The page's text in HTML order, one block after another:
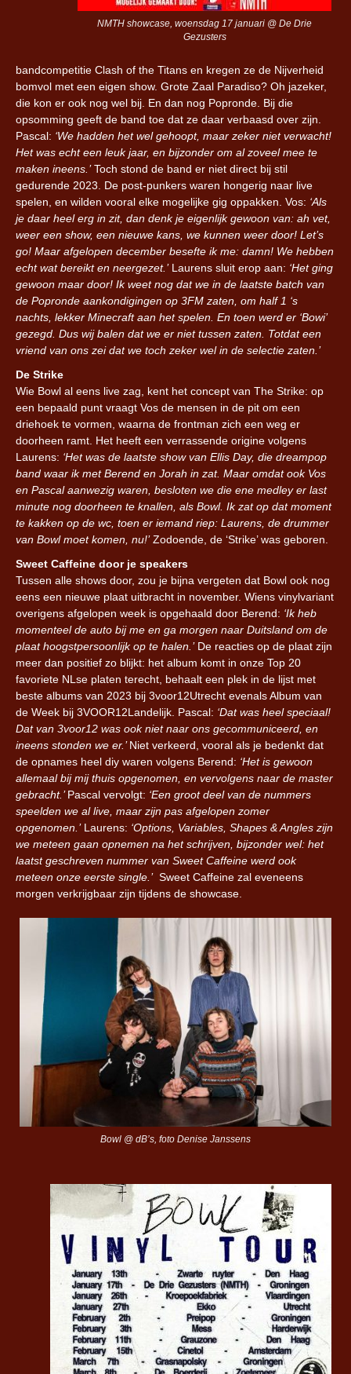
NMTH showcase, woensdag 17 januari @ De Drie
Gezusters
bandcompetitie Clash of the Titans en kregen ze de Nijverheid
bomvol met een eigen show. Grote Zaal Paradiso? Oh jazeker,
die kon er ook nog wel bij. En dan nog Popronde. Bij die
opsomming geeft de band toe dat ze daar verbaasd over zijn.
Pascal: ‘We hadden het wel gehoopt, maar zeker niet verwacht!
Het was echt een leuk jaar, en bijzonder om al zoveel mee te
maken ineens.’Toch stond de band er niet direct bij stil
gedurende 2023. De post-punkers waren hongerig naar live
spelen, en wilden vooral elke mogelijke gig oppakken. Vos: ‘Als
je daar heel erg in zit, dan denk je eigenlijk gewoon van: ah vet,
weer een show, een nieuwe kans, we kunnen weer door! Let’s
go! Maar afgelopen december besefte ik me: damn! We hebben
echt wat bereikt en neergezet.’Laurens sluit erop aan: ‘Het ging
gewoon maar door! Ik weet nog dat we in de laatste batch van
de Popronde aankondigingen op 3FM zaten, om half 1 ‘s
nachts, lekker Minecraft aan het spelen. En toen werd er ‘Bowi’
gezegd. Dus wij balen dat we er niet tussen zaten. Totdat een
vriend van ons zei dat we toch zeker wel in de selectie zaten.’
De Strike
Wie Bowl al eens live zag, kent het concept van The Strike: op
een bepaald punt vraagt Vos de mensen in de pit om een
driehoek te vormen, waarna de frontman zich een weg er
doorheen ramt. Het heeft een verrassende origine volgens
Laurens: ‘Het was de laatste show van Ellis Day, die dreampop
band waar ik met Berend en Jorah in zat. Maar omdat ook Vos
en Pascal aanwezig waren, besloten we die ene medley er last
minute nog doorheen te knallen, als Bowl. Ik zat op dat moment
te kakken op de wc, toen er iemand riep: Laurens, de drummer
van Bowl moet komen, nu!’Zodoende, de ‘Strike’ was geboren.
Sweet Caffeine door je speakers
Tussen alle shows door, zou je bijna vergeten dat Bowl ook nog
eens een nieuwe plaat uitbracht in november. Wiens vinylvariant
overigens afgelopen week is opgehaald door Berend: ‘Ik heb
momenteel de auto bij me en ga morgen naar Duitsland om de
plaat hoogstpersoonlijk op te halen.’De reacties op de plaat zijn
meer dan positief zo blijkt: het album komt in onze Top 20
favoriete NLse platen terecht, behaalt een plek in de lijst met
beste albums van 2023 bij 3voor12Utrecht evenals Album van
de Week bij 3VOOR12Landelijk. Pascal: ‘Dat was heel speciaal!
Dat van 3voor12 was ook niet naar ons gecommuniceerd, en
ineens stonden we er.’Niet verkeerd, vooral als je bedenkt dat
de opnames heel diy waren volgens Berend: ‘Het is gewoon
allemaal bij mij thuis opgenomen, en vervolgens naar de master
gebracht.’Pascal vervolgt: ‘Een groot deel van de nummers
speelden we al live, maar zijn pas afgelopen zomer
opgenomen.’Laurens: ‘Options, Variables, Shapes & Angles zijn
we meteen gaan opnemen na het schrijven, bijzonder wel: het
laatst geschreven nummer van Sweet Caffeine werd ook
meteen onze eerste single.’ Sweet Caffeine zal eveneens
morgen verkrijgbaar zijn tijdens de showcase.
Bowl @ dB’s, foto Denise Janssens